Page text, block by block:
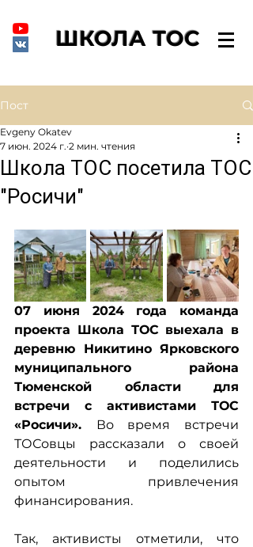
ШКОЛА ТОС
Пост
Школа ТОС посетила ТОС
"Росичи"
Evgeny Okatev
7 июн. 2024 г. 2 мин. чтения
07 июня 2024 года команда
проекта Школа ТОС выехала в
деревню Никитино Ярковского
муниципального района
Тюменской области для
встречи с активистами ТОС
«Росичи». Во время встречи
ТОСовцы рассказали о своей
деятельности и поделились
опытом привлечения
финансирования.
Так, активисты отметили, что